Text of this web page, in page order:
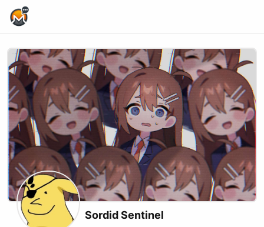
Sordid Sentinel